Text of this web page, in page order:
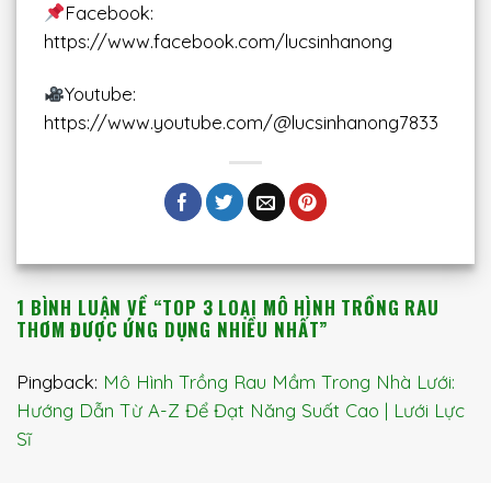
Facebook:
https://www.facebook.com/lucsinhanong
Youtube:
https://www.youtube.com/@lucsinhanong7833
1 BÌNH LUẬN VỀ “TOP 3 LOẠI MÔ HÌNH TRỒNG RAU
THƠM ĐƯỢC ỨNG DỤNG NHIỀU NHẤT”
Pingback: Mô Hình Trồng Rau Mầm Trong Nhà Lưới:
Hướng Dẫn Từ A-Z Để Đạt Năng Suất Cao | Lưới Lực
Sĩ